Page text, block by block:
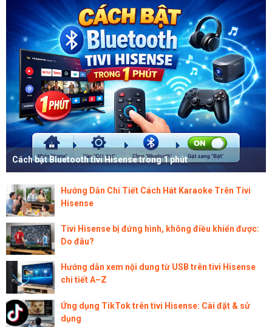
Cách bật Bluetooth tivi Hisense trong 1 phút
Hướng Dẫn Chi Tiết Cách Hát Karaoke Trên Tivi
Hisense
Tivi Hisense bị đứng hình, không điều khiển được:
Do đâu?
Hướng dẫn xem nội dung từ USB trên tivi Hisense
chi tiết A–Z
Ứng dụng TikTok trên tivi Hisense: Cài đặt & sử
dụng